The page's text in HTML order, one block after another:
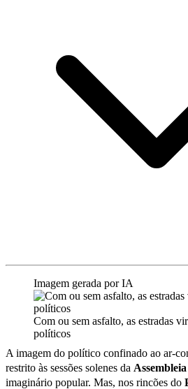
Imagem gerada por IA
Com ou sem asfalto, as estradas
políticos
A imagem do político confinado ao ar-
restrito às sessões solenes da
imaginário popular. Mas, nos rincões do